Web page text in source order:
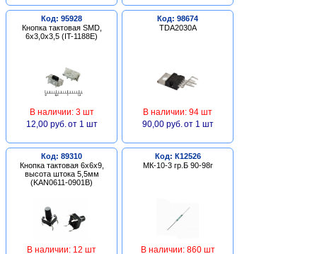
Код: 95928
Кнопка тактовая SMD,
6х3,0х3,5 (IT-1188E)
В наличии: 3 шт
12,00 руб. от 1 шт
Код: 98674
TDA2030A
В наличии: 94 шт
90,00 руб. от 1 шт
Код: 89310
Кнопка тактовая 6х6х9,
высота штока 5,5мм
(KAN0611-0901B)
В наличии: 12 шт
Код: К12526
МК-10-3 гр.Б 90-98г
В наличии: 860 шт